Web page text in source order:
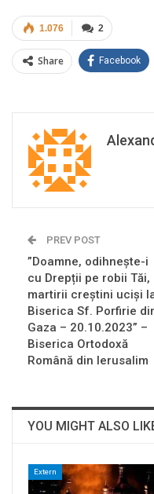
2
1.076
Share Facebook
PREV POST
”Doamne, odihnește-i
cu Drepții pe robii Tăi,
martirii creștini uciși
Biserica Sf. Porfirie
Gaza – 20.10.2023” –
Biserica Ortodoxă
Română din Ierusalim
YOU MIGHT ALSO
Extern